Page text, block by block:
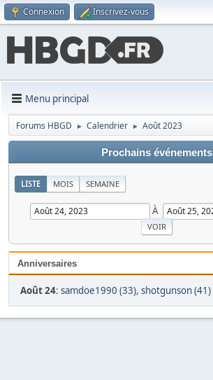
Connexion Inscrivez-vous
Menu principal
Forums HBGD ► Calendrier ► Août 2023
Prochains événements
LISTE MOIS SEMAINE
À
Anniversaires
Août 24: samdoe1990 (33), shotgunson (41)